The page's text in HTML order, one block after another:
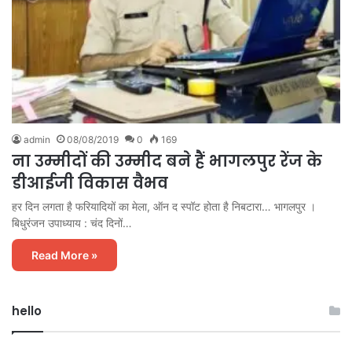
admin 08/08/2019 0 169
ना उम्मीदों की उम्मीद बने हैं भागलपुर रेंज के
डीआईजी विकास वैभव
हर दिन लगता है फरियादियों का मेला, ऑन द स्पॉट होता है निबटारा… भागलपुर ।
बिधुरंजन उपाध्याय : चंद दिनों…
Read More »
hello